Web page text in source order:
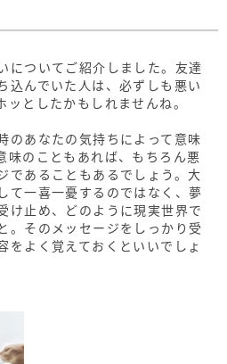
についてご紹介しました。友達
込んでいた人は、必ずしも悪い
としたかもしれませんね。
のあなたの気持ちによって意味
味のこともあれば、もちろん悪
であることもあるでしょう。大
て一喜一憂するのではなく、夢
け止め、どのように現実世界で
。そのメッセージをしっかり受
をよく覚えておくといいでしょ